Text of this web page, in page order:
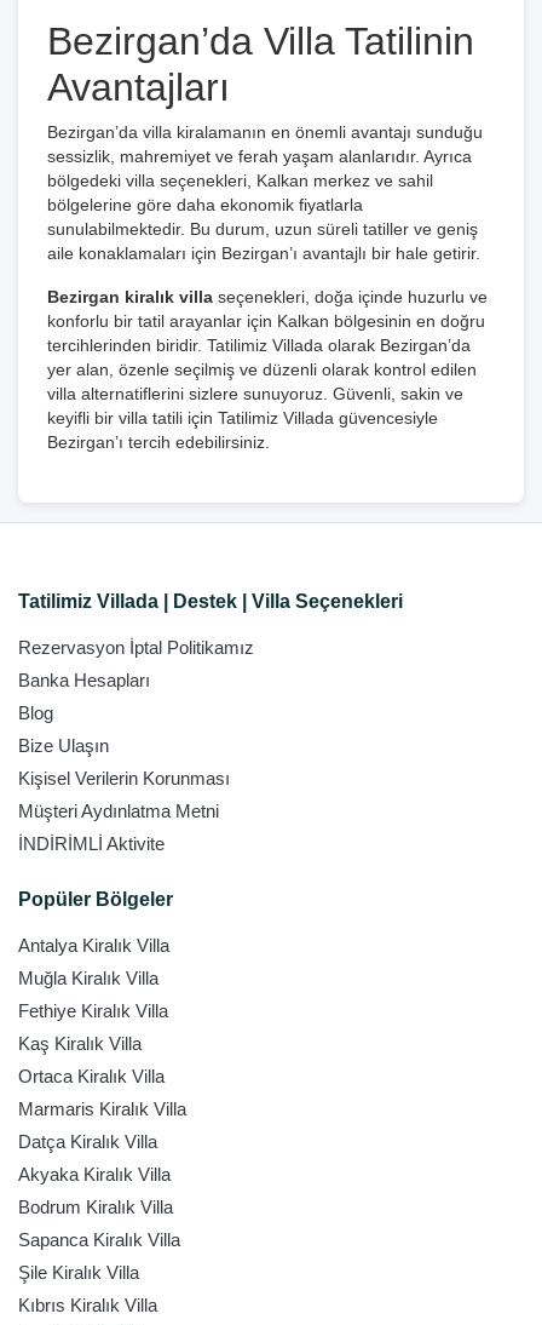
Bezirgan’da Villa Tatilinin
Avantajları
Bezirgan’da villa kiralamanın en önemli avantajı sunduğu
sessizlik, mahremiyet ve ferah yaşam alanlarıdır. Ayrıca
bölgedeki villa seçenekleri, Kalkan merkez ve sahil
bölgelerine göre daha ekonomik fiyatlarla
sunulabilmektedir. Bu durum, uzun süreli tatiller ve geniş
aile konaklamaları için Bezirgan’ı avantajlı bir hale getirir.
Bezirgan kiralık villa seçenekleri, doğa içinde huzurlu ve
konforlu bir tatil arayanlar için Kalkan bölgesinin en doğru
tercihlerinden biridir. Tatilimiz Villada olarak Bezirgan’da
yer alan, özenle seçilmiş ve düzenli olarak kontrol edilen
villa alternatiflerini sizlere sunuyoruz. Güvenli, sakin ve
keyifli bir villa tatili için Tatilimiz Villada güvencesiyle
Bezirgan’ı tercih edebilirsiniz.
Tatilimiz Villada | Destek | Villa Seçenekleri
Rezervasyon İptal Politikamız
Banka Hesapları
Blog
Bize Ulaşın
Kişisel Verilerin Korunması
Müşteri Aydınlatma Metni
İNDİRİMLİ Aktivite
Popüler Bölgeler
Antalya Kiralık Villa
Muğla Kiralık Villa
Fethiye Kiralık Villa
Kaş Kiralık Villa
Ortaca Kiralık Villa
Marmaris Kiralık Villa
Datça Kiralık Villa
Akyaka Kiralık Villa
Bodrum Kiralık Villa
Sapanca Kiralık Villa
Şile Kiralık Villa
Kıbrıs Kiralık Villa